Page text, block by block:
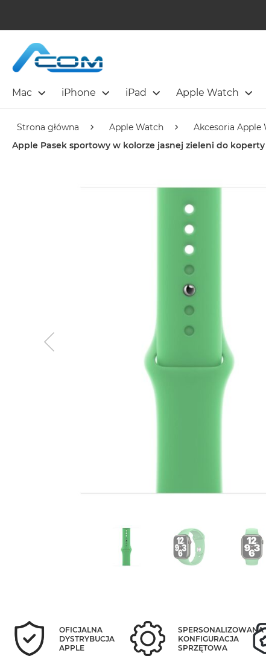
Mac iPhone iPad Apple Watch
Strona główna Apple Watch Akcesoria Apple
Apple Pasek sportowy w kolorze jasnej zieleni do
OFICJALNA
DYSTRYBUCJA
APPLE
SPERSONALIZOWANA
KONFIGURACJA
SPRZĘTOWA